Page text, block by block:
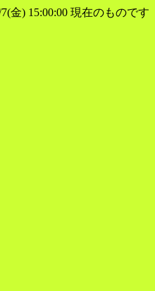
金) 15:00:00 現在のものです